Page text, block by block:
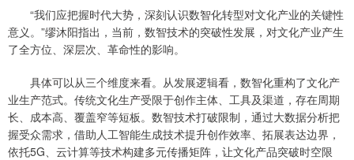
“我们应把握时代大势，深刻认识数智化转型对文化产业的关键性
意义。”缪沐阳指出，当前，数智技术的突破性发展，对文化产业产生
了全方位、深层次、革命性的影响。
具体可以从三个维度来看。从发展逻辑看，数智化重构了文化产
业生产范式。传统文化生产受限于创作主体、工具及渠道，存在周期
长、成本高、覆盖窄等短板。数智技术打破限制，通过大数据分析把
握受众需求，借助人工智能生成技术提升创作效率、拓展表达边界，
依托5G、云计算等技术构建多元传播矩阵，让文化产品突破时空限